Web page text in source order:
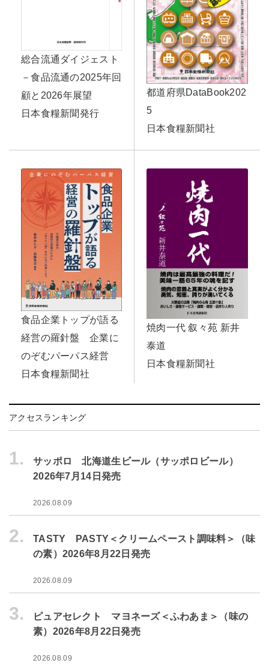
総合流通ダイジェスト
－食品流通の2025年回
顧と2026年展望
日本食糧新聞発行
都道府県DataBook202
5
日本食糧新聞社
食品企業トップが語る
経営の羅針盤 企業に
のぞむパーパス経営
日本食糧新聞社
焼肉一代 叙々苑 新井
泰道
日本食糧新聞社
アクセスランキング
1.
サッポロ 北海道生ビール（サッポロビール）
2026年7月14日発売
2026.08.09
2.
TASTY PASTY＜クリームペースト調味料＞（味
の素）2026年8月22日発売
2026.08.09
3.
ピュアセレクト マヨネーズ＜ふわあま＞（味の
素）2026年8月22日発売
2026.08.09